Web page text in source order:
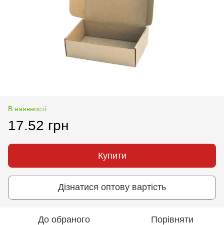
В наявності
17.52 грн
Купити
Дізнатися оптову вартість
До обраного Порівняти